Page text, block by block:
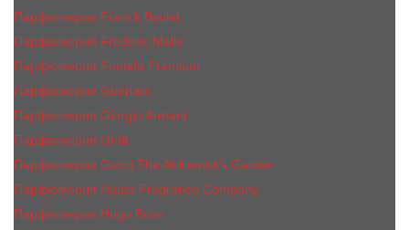
Парфюмерия Franck Boclet
Парфюмерия Frеderic Mаlle
Парфюмерия Fontela Premium
Парфюмерия Guerlain
Парфюмерия Giorgio Armani
Парфюмерия Gritti
Парфюмерия Gucci The Alchemist’s Garden.
Парфюмерия Haute Fragrance Company
Парфюмерия Hugo Boss